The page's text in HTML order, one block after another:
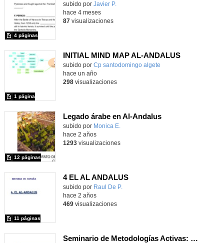
Contenido educativo.
subido por Javier P.
4 páginas
hace 4 meses
87visualizaciones
INITIAL MIND MAP AL-ANDALUS
Contenido educativo.
subido por Cp santodomingo algete
1 página
hace un año
298visualizaciones
Legado árabe en Al-Andalus
Contenido educativo.
subido por Monica E.
12 páginas
hace 2 años
1293visualizaciones
4 EL AL ANDALUS
Contenido educativo.
subido por Raul De P.
11 páginas
hace 2 años
469visualizaciones
Seminario de Metodologías Activas: Detectives en Al-Andalus